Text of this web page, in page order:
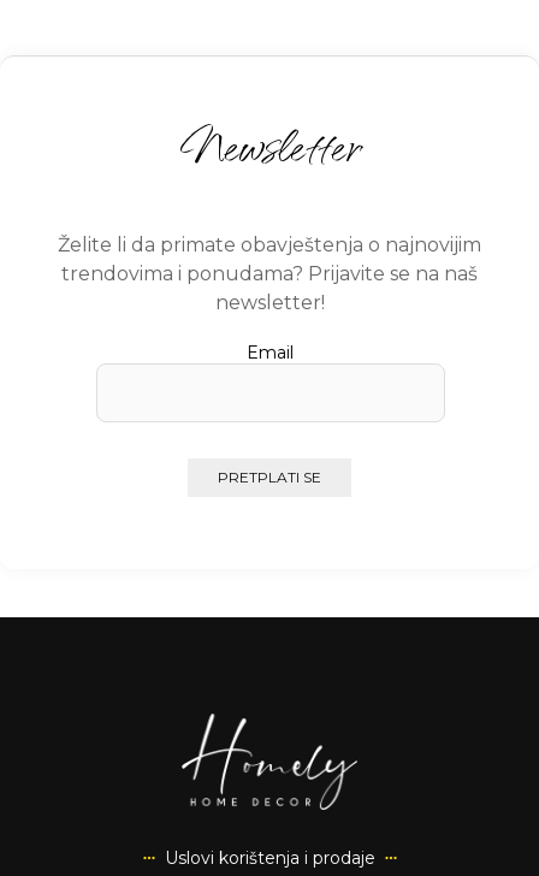
Newsletter
Želite li da primate obavještenja o najnovijim
trendovima i ponudama? Prijavite se na naš
newsletter!
Email
Uslovi korištenja i prodaje